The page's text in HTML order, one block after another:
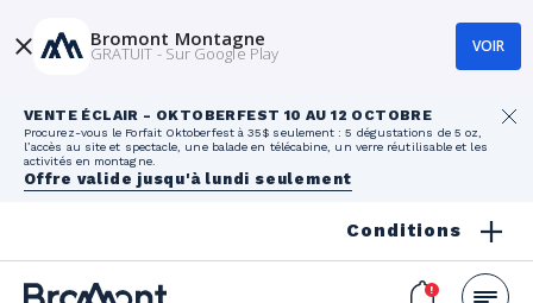
VENTE ÉCLAIR - OKTOBERFEST 10 AU 12 OCTOBRE
Procurez-vous le Forfait Oktoberfest à 35$ seulement : 5 dégustations de 5 oz,
l’accès au site et spectacle, une balade en télécabine, un verre réutilisable et les
activités en montagne.
Offre valide jusqu'à lundi seulement
Conditions
Bromont Montagne
GRATUIT - Sur Google Play VOIR